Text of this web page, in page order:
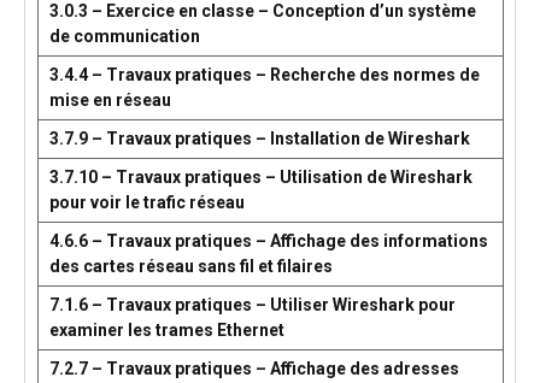
3.0.3 – Exercice en classe – Conception d’un système
de communication
3.4.4 – Travaux pratiques – Recherche des normes de
mise en réseau
3.7.9 – Travaux pratiques – Installation de Wireshark
3.7.10 – Travaux pratiques – Utilisation de Wireshark
pour voir le trafic réseau
4.6.6 – Travaux pratiques – Affichage des informations
des cartes réseau sans fil et filaires
7.1.6 – Travaux pratiques – Utiliser Wireshark pour
examiner les trames Ethernet
7.2.7 – Travaux pratiques – Affichage des adresses